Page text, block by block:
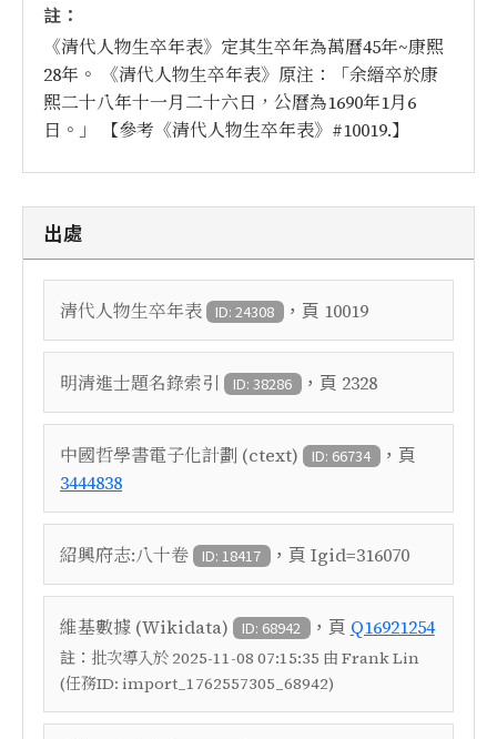
註：
《清代人物生卒年表》定其生卒年為萬曆45年~康熙
28年。 《清代人物生卒年表》原注：「余縉卒於康
熙二十八年十一月二十六日，公曆為1690年1月6
日。」 【參考《清代人物生卒年表》#10019.】
出處
清代人物生卒年表 ID: 24308 ，頁 10019
明清進士題名錄索引 ID: 38286 ，頁 2328
中國哲學書電子化計劃 (ctext) ID: 66734 ，頁
3444838
紹興府志:八十卷 ID: 18417 ，頁 Igid=316070
維基數據 (Wikidata) ID: 68942 ，頁 Q16921254
註： 批次導入於 2025-11-08 07:15:35 由 Frank Lin
(任務ID: import_1762557305_68942)